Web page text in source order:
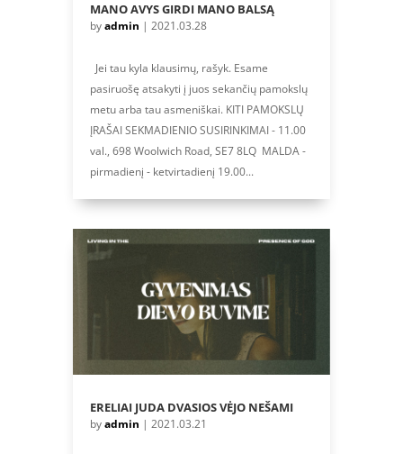
MANO AVYS GIRDI MANO BALSĄ
byadmin | 2021.03.28
Jei tau kyla klausimų, rašyk. Esame
pasiruošę atsakyti į juos sekančių pamokslų
metu arba tau asmeniškai. KITI PAMOKSLŲ
ĮRAŠAI SEKMADIENIO SUSIRINKIMAI - 11.00
val., 698 Woolwich Road, SE7 8LQ MALDA -
pirmadienį - ketvirtadienį 19.00...
ERELIAI JUDA DVASIOS VĖJO NEŠAMI
byadmin | 2021.03.21